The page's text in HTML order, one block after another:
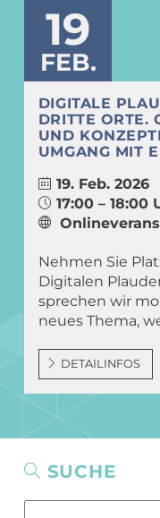
19
FEB.
DIGITALE
DRITTE ORTE.
UND
UMGANG MIT
19. Feb. 2026
17:00 – 18:00
Nehmen Sie
Digitalen
sprechen wir
neues Thema,
DETAILINFOS
SUCHE